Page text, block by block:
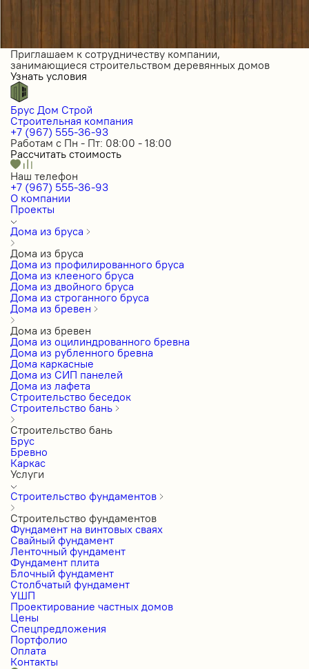
Приглашаем к сотрудничеству компании,
занимающиеся строительством деревянных домов
Узнать условия
Брус Дом Строй
Строительная компания
+7 (967) 555-36-93
Работам с Пн - Пт: 08:00 - 18:00
Рассчитать стоимость
Наш телефон
+7 (967) 555-36-93
О компании
Проекты
Дома из бруса
Дома из бруса
Дома из профилированного бруса
Дома из клееного бруса
Дома из двойного бруса
Дома из строганного бруса
Дома из бревен
Дома из бревен
Дома из оцилиндрованного бревна
Дома из рубленного бревна
Дома каркасные
Дома из СИП панелей
Дома из лафета
Строительство беседок
Строительство бань
Строительство бань
Брус
Бревно
Каркас
Услуги
Строительство фундаментов
Строительство фундаментов
Фундамент на винтовых сваях
Свайный фундамент
Ленточный фундамент
Фундамент плита
Блочный фундамент
Столбчатый фундамент
УШП
Проектирование частных домов
Цены
Спецпредложения
Портфолио
Оплата
Контакты